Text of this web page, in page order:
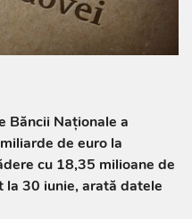
Băncii Naționale a
de euro la
cu 18,35 milioane de
30 iunie, arată datele